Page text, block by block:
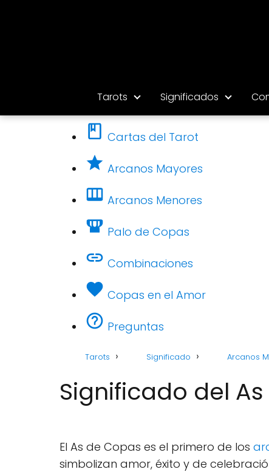
Tarots Significados
Cartas del Tarot
Arcanos Mayores
Arcanos Menores
Palo de Copas
Combinaciones
Copas en el Amor
Preguntas
Tarots Significado Arcanos
Significado del
El As de Copas es el primero de los
simbolizan amor, éxito y de